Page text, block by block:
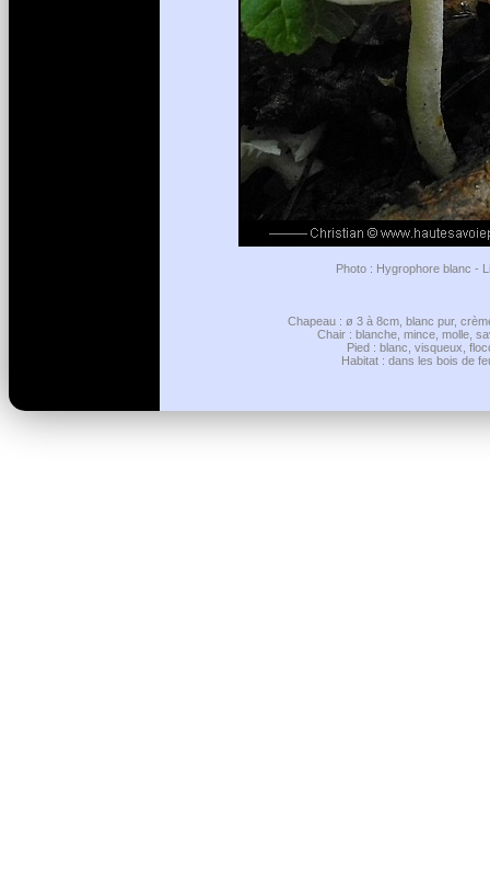
Photo : Hygrophore blanc -
Chapeau : ø 3 à 8cm, blanc pur,
Chair : blanche, mince, molle,
Pied : blanc, visqueux,
Habitat : dans les bois de